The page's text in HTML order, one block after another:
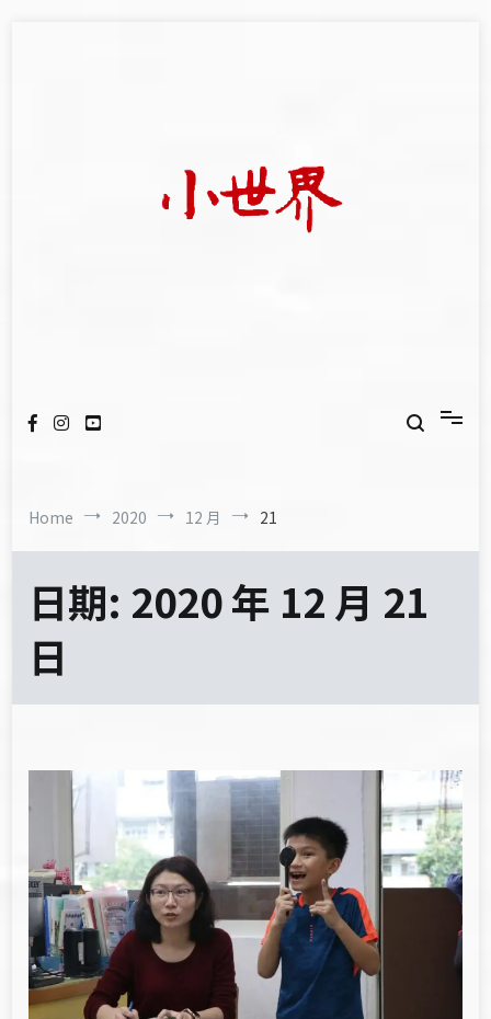
Home 2020 12 月 21
日期: 2020 年 12 月 21
日